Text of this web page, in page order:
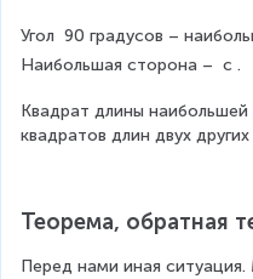
2
=
^
2
2
Угол 90 градусов –
Наибольшая сторона – c .
Квадрат длины
квадратов длин двух
Теорема, обратная
Перед нами иная